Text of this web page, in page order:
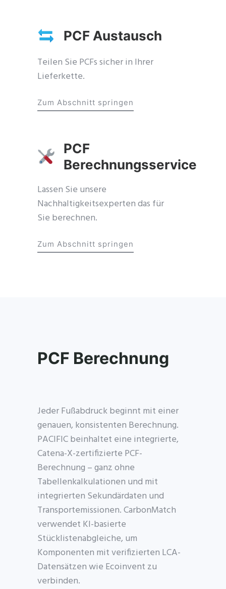
PCF Austausch
Teilen Sie PCFs sicher in Ihrer
Lieferkette.
Zum Abschnitt springen
PCF
Berechnungsservice
Lassen Sie unsere
Nachhaltigkeitsexperten das für
Sie berechnen.
Zum Abschnitt springen
PCF Berechnung
Jeder Fußabdruck beginnt mit einer
genauen, konsistenten Berechnung.
PACIFIC beinhaltet eine integrierte,
Catena-X-zertifizierte PCF-
Berechnung – ganz ohne
Tabellenkalkulationen und mit
integrierten Sekundärdaten und
Transportemissionen. CarbonMatch
verwendet KI-basierte
Stücklistenabgleiche, um
Komponenten mit verifizierten LCA-
Datensätzen wie Ecoinvent zu
verbinden.